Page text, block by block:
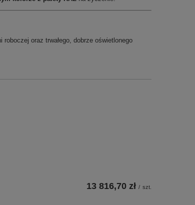
oraz trwałego, dobrze oświetlonego
13 816,70 zł / szt.